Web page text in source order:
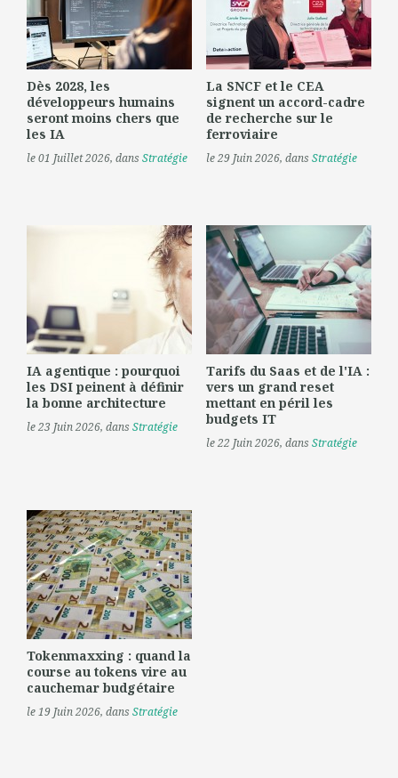
Dès 2028, les
développeurs humains
seront moins chers que
les IA
le 01 Juillet 2026, dansStratégie
La SNCF et le CEA
signent un accord-cadre
de recherche sur le
ferroviaire
le 29 Juin 2026, dansStratégie
IA agentique : pourquoi
les DSI peinent à définir
la bonne architecture
le 23 Juin 2026, dansStratégie
Tarifs du Saas et de l'IA :
vers un grand reset
mettant en péril les
budgets IT
le 22 Juin 2026, dansStratégie
Tokenmaxxing : quand la
course au tokens vire au
cauchemar budgétaire
le 19 Juin 2026, dansStratégie